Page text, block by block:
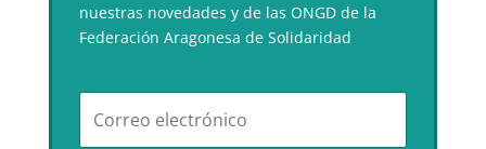
nuestras novedades y de las ONGD de la
Federación Aragonesa de Solidaridad